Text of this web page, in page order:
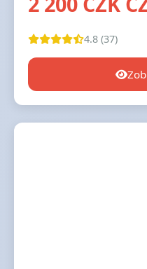
4.8 (37)